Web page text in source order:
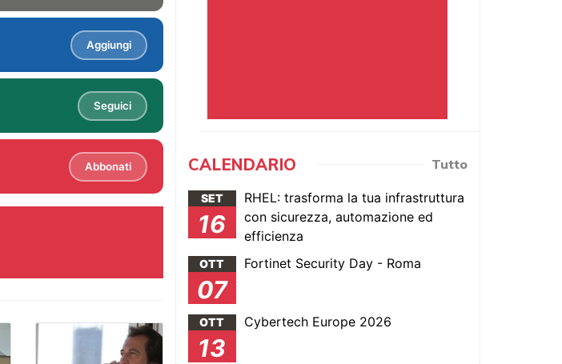
Aggiungi
Seguici
Abbonati CALENDARIO Tutto
SET
16
RHEL: trasforma la tua infrastruttura
con sicurezza, automazione ed
efficienza
OTT
07
Fortinet Security Day - Roma
OTT
13
Cybertech Europe 2026